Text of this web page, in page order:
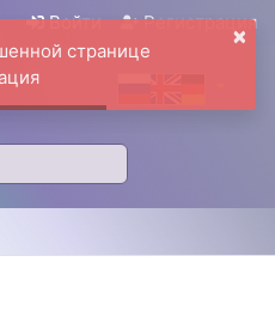
Войти Регистрация
×
странице